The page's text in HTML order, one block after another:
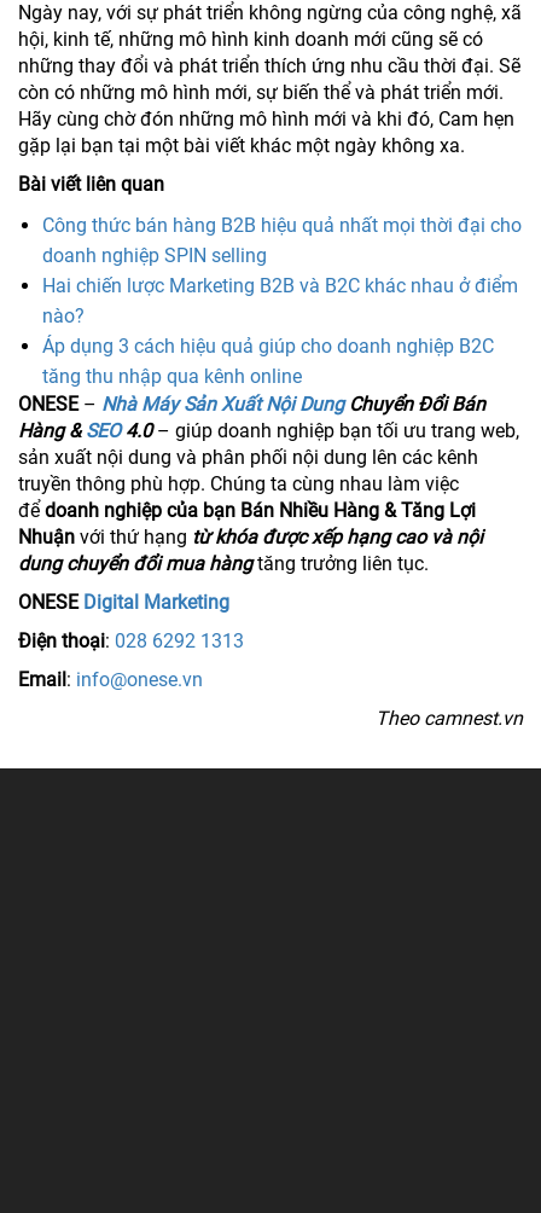
Ngày nay, với sự phát triển không ngừng của công nghệ, xã
hội, kinh tế, những mô hình kinh doanh mới cũng sẽ có
những thay đổi và phát triển thích ứng nhu cầu thời đại. Sẽ
còn có những mô hình mới, sự biến thể và phát triển mới.
Hãy cùng chờ đón những mô hình mới và khi đó, Cam hẹn
gặp lại bạn tại một bài viết khác một ngày không xa.
Bài viết liên quan
Công thức bán hàng B2B hiệu quả nhất mọi thời đại cho
doanh nghiệp SPIN selling
Hai chiến lược Marketing B2B và B2C khác nhau ở điểm
nào?
Áp dụng 3 cách hiệu quả giúp cho doanh nghiệp B2C
tăng thu nhập qua kênh online
ONESE– Nhà Máy Sản Xuất Nội DungChuyển Đổi Bán
Hàng &SEO4.0– giúp doanh nghiệp bạn tối ưu trang web,
sản xuất nội dung và phân phối nội dung lên các kênh
truyền thông phù hợp. Chúng ta cùng nhau làm việc
để doanh nghiệp của bạn Bán Nhiều Hàng & Tăng Lợi
Nhuận với thứ hạng từ khóa được xếp hạng cao và nội
dung chuyển đổi mua hàngtăng trưởng liên tục.
ONESE Digital Marketing
Điện thoại: 028 6292 1313
Email : info@onese.vn
Theo camnest.vn